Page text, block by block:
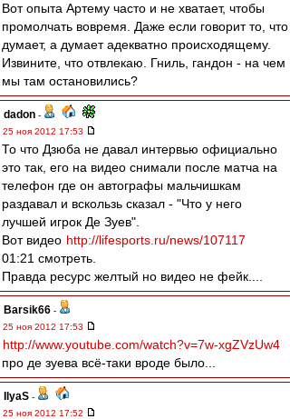
Вот опыта Артему часто и не хватает, чтобы
промолчать вовремя. Даже если говорит то, что
думает, а думает адекватно происходящему.
Извините, что отвлекаю. Гниль, гандон - на чем
мы там остановились?
dadon -
25 ноя 2012 17:53
То что Дзюба не давал интервью официально
это так, его на видео снимали после матча на
телефон где он автографы мальчишкам
раздавал и вскользь сказал - "Что у него
лучшей игрок Де Зуев".
Вот видео http://lifesports.ru/news/107117
01:21 смотреть.
Правда ресурс желтый но видео не фейк....
Barsik66 -
25 ноя 2012 17:53
http://www.youtube.com/watch?v=7w-xgZVzUw4
про де зуева всё-таки вроде было...
IlyaS -
25 ноя 2012 17:52